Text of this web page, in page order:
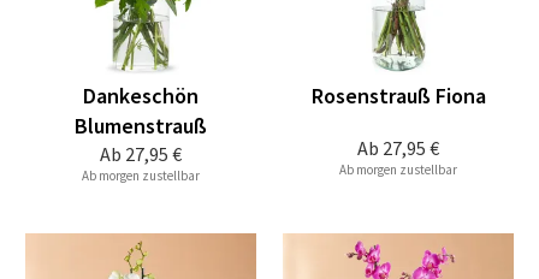
Ab 27,95 €
Dankeschön
Blumenstrauß
Ab morgen zustellbar
Ab 27,95 €
Rosenstrauß Fiona
Ab morgen zustellbar